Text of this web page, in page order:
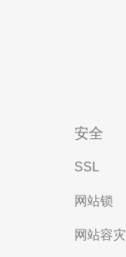
安全
SSL
网站锁
网站容灾